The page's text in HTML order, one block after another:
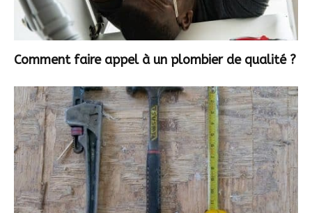
Comment faire appel à un plombier de qualité ?